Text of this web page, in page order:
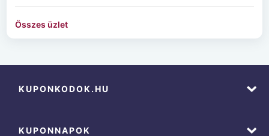
Összes üzlet
KUPONKODOK.HU
KUPONNAPOK